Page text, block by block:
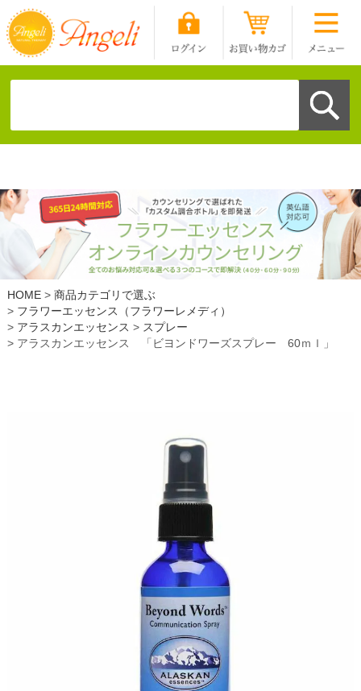
HOME
商品カテゴリで選ぶ
フラワーエッセンス（フラワーレメディ）
アラスカンエッセンス
スプレー
アラスカンエッセンス 「ビヨンドワーズスプレー 60ｍｌ」